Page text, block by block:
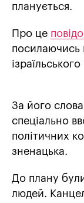
планується.
Про це
посилаючись
За його
спеціально
політичних
зненацька.
До плану були
людей.